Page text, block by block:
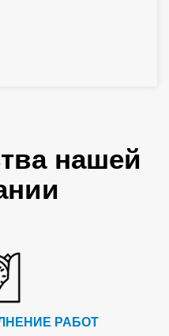
нашей
РАБОТ